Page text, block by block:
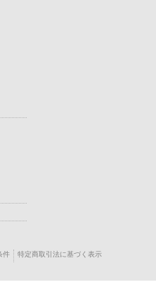
件
特定商取引法に基づく表示